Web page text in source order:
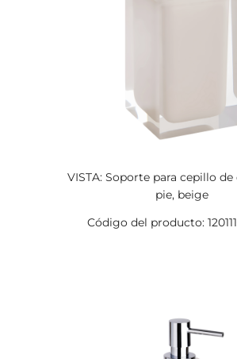
VISTA: Soporte para cepillo de
pie, beige
Código del producto: